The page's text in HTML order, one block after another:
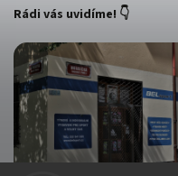
Rádi vás uvidíme! 👇